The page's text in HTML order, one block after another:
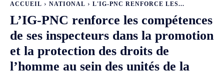
ACCUEIL NATIONAL L'IG-PNC RENFORCE LES...
L’IG-PNC renforce les compétences
de ses inspecteurs dans la promotion
et la protection des droits de
l’homme au sein des unités de la